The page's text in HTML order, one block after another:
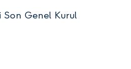
Son Genel Kurul